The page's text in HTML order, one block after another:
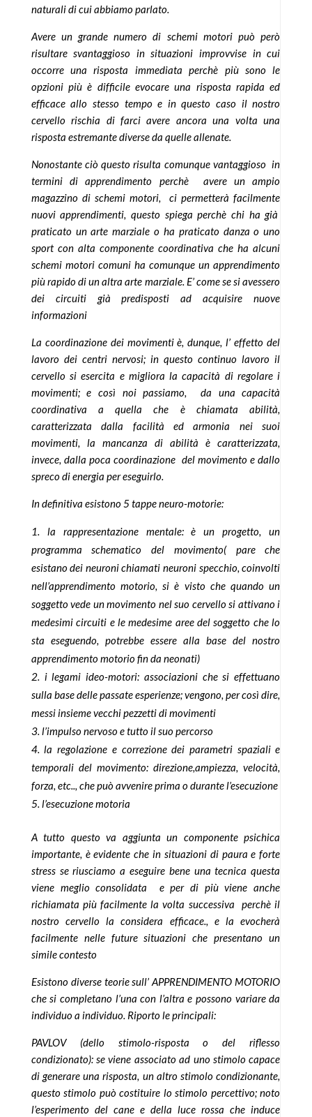
naturali di cui abbiamo parlato.
Avere un grande numero di schemi motori può però
risultare svantaggioso in situazioni improvvise in cui
occorre una risposta immediata perchè più sono le
opzioni più è difficile evocare una risposta rapida ed
efficace allo stesso tempo e in questo caso il nostro
cervello rischia di farci avere ancora una volta una
risposta estremante diverse da quelle allenate.
Nonostante ciò questo risulta comunque vantaggioso in
termini di apprendimento perchè avere un ampio
magazzino di schemi motori, ci permetterà facilmente
nuovi apprendimenti, questo spiega perchè chi ha già
praticato un arte marziale o ha praticato danza o uno
sport con alta componente coordinativa che ha alcuni
schemi motori comuni ha comunque un apprendimento
più rapido di un altra arte marziale. E’ come se si avessero
dei circuiti già predisposti ad acquisire nuove
informazioni
La coordinazione dei movimenti è, dunque, l’ effetto del
lavoro dei centri nervosi; in questo continuo lavoro il
cervello si esercita e migliora la capacità di regolare i
movimenti; e così noi passiamo, da una capacità
coordinativa a quella che è chiamata abilità,
caratterizzata dalla facilità ed armonia nei suoi
movimenti, la mancanza di abilità è caratterizzata,
invece, dalla poca coordinazione del movimento e dallo
spreco di energia per eseguirlo.
In definitiva esistono 5 tappe neuro-motorie:
la rappresentazione mentale: è un progetto, un
programma schematico del movimento( pare che
esistano dei neuroni chiamati neuroni specchio, coinvolti
nell’apprendimento motorio, si è visto che quando un
soggetto vede un movimento nel suo cervello si attivano i
medesimi circuiti e le medesime aree del soggetto che lo
sta eseguendo, potrebbe essere alla base del nostro
apprendimento motorio fin da neonati)
i legami ideo-motori: associazioni che si effettuano
sulla base delle passate esperienze; vengono, per così dire,
messi insieme vecchi pezzetti di movimenti
l’impulso nervoso e tutto il suo percorso
la regolazione e correzione dei parametri spaziali e
temporali del movimento: direzione,ampiezza, velocità,
forza, etc.., che può avvenire prima o durante l’esecuzione
l’esecuzione motoria
A tutto questo va aggiunta un componente psichica
importante, è evidente che in situazioni di paura e forte
stress se riusciamo a eseguire bene una tecnica questa
viene meglio consolidata e per di più viene anche
richiamata più facilmente la volta successiva perchè il
nostro cervello la considera efficace., e la evocherà
facilmente nelle future situazioni che presentano un
simile contesto
Esistono diverse teorie sull’ APPRENDIMENTO MOTORIO
che si completano l’una con l’altra e possono variare da
individuo a individuo. Riporto le principali:
PAVLOV (dello stimolo-risposta o del riflesso
condizionato): se viene associato ad uno stimolo capace
di generare una risposta, un altro stimolo condizionante,
questo stimolo può costituire lo stimolo percettivo; noto
l’esperimento del cane e della luce rossa che induce